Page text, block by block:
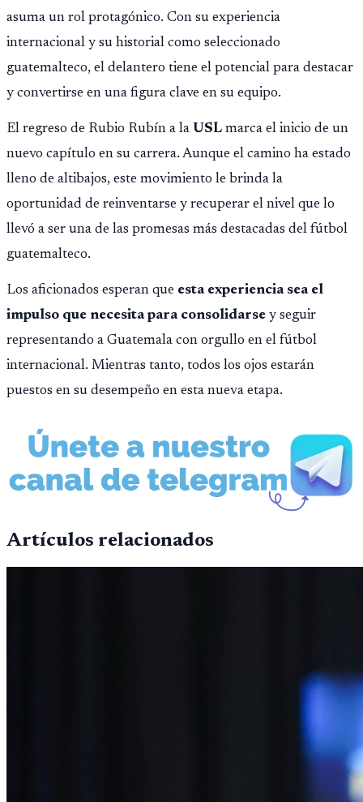
asuma un rol protagónico. Con su experiencia
internacional y su historial como seleccionado
guatemalteco, el delantero tiene el potencial para destacar
y convertirse en una figura clave en su equipo.
El regreso de Rubio Rubín a la USL marca el inicio de un
nuevo capítulo en su carrera. Aunque el camino ha estado
lleno de altibajos, este movimiento le brinda la
oportunidad de reinventarse y recuperar el nivel que lo
llevó a ser una de las promesas más destacadas del fútbol
guatemalteco.
Los aficionados esperan que esta experiencia sea el
impulso que necesita para consolidarse y seguir
representando a Guatemala con orgullo en el fútbol
internacional. Mientras tanto, todos los ojos estarán
puestos en su desempeño en esta nueva etapa.
Artículos relacionados